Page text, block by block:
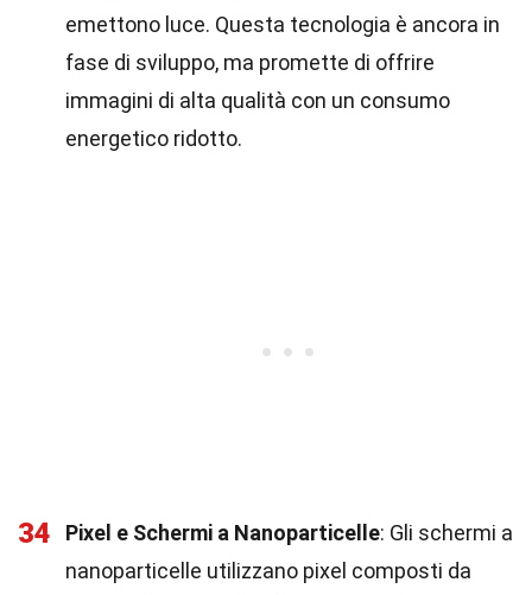
emettono luce. Questa tecnologia è ancora in
fase di sviluppo, ma promette di offrire
immagini di alta qualità con un consumo
energetico ridotto.
34 Pixel e Schermi a Nanoparticelle: Gli schermi a
nanoparticelle utilizzano pixel composti da